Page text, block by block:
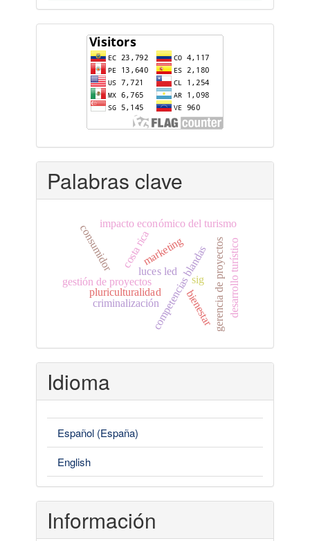
flag-
counter
Palabras clave
competencias blandas
gestión de proyectos gerencia de proyectos
bienestar
impacto económico del turismo
desarrollo turístico
costa rica
pluriculturalidad
luces led
sig
criminalización
consumidor marketing
Idioma
Español (España)
English
Información